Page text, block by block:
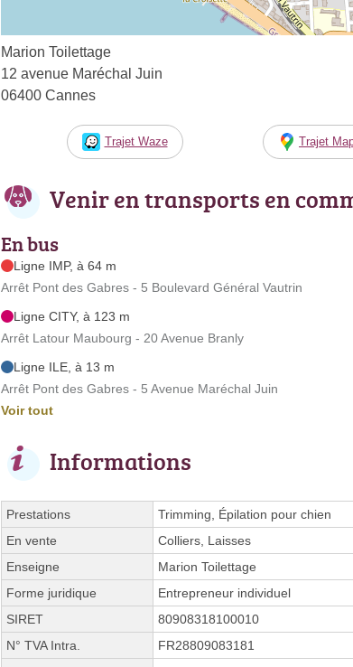
Marion Toilettage
12 avenue Maréchal Juin
06400 Cannes
Trajet Waze Trajet
Venir en transports en
En bus
Ligne IMP, à 64 m
Arrêt Pont des Gabres - 5 Boulevard Général Vautrin
Ligne CITY, à 123 m
Arrêt Latour Maubourg - 20 Avenue Branly
Ligne ILE, à 13 m
Arrêt Pont des Gabres - 5 Avenue Maréchal Juin
Voir tout
Informations
Prestations
Trimming, Épilation pour chien
En vente
Colliers, Laisses
Enseigne
Marion Toilettage
Forme juridique
Entrepreneur individuel
SIRET
80908318100010
N° TVA Intra.
FR28809083181